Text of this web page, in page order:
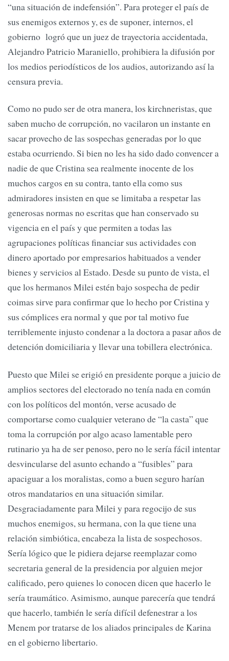
“una situación de indefensión”. Para proteger el país de
sus enemigos externos y, es de suponer, internos, el
gobierno logró que un juez de trayectoria accidentada,
Alejandro Patricio Maraniello, prohibiera la difusión por
los medios periodísticos de los audios, autorizando así la
censura previa.
Como no pudo ser de otra manera, los kirchneristas, que
saben mucho de corrupción, no vacilaron un instante en
sacar provecho de las sospechas generadas por lo que
estaba ocurriendo. Si bien no les ha sido dado convencer a
nadie de que Cristina sea realmente inocente de los
muchos cargos en su contra, tanto ella como sus
admiradores insisten en que se limitaba a respetar las
generosas normas no escritas que han conservado su
vigencia en el país y que permiten a todas las
agrupaciones políticas financiar sus actividades con
dinero aportado por empresarios habituados a vender
bienes y servicios al Estado. Desde su punto de vista, el
que los hermanos Milei estén bajo sospecha de pedir
coimas sirve para confirmar que lo hecho por Cristina y
sus cómplices era normal y que por tal motivo fue
terriblemente injusto condenar a la doctora a pasar años de
detención domiciliaria y llevar una tobillera electrónica.
Puesto que Milei se erigió en presidente porque a juicio de
amplios sectores del electorado no tenía nada en común
con los políticos del montón, verse acusado de
comportarse como cualquier veterano de “la casta” que
toma la corrupción por algo acaso lamentable pero
rutinario ya ha de ser penoso, pero no le sería fácil intentar
desvincularse del asunto echando a “fusibles” para
apaciguar a los moralistas, como a buen seguro harían
otros mandatarios en una situación similar.
Desgraciadamente para Milei y para regocijo de sus
muchos enemigos, su hermana, con la que tiene una
relación simbiótica, encabeza la lista de sospechosos.
Sería lógico que le pidiera dejarse reemplazar como
secretaria general de la presidencia por alguien mejor
calificado, pero quienes lo conocen dicen que hacerlo le
sería traumático. Asimismo, aunque parecería que tendrá
que hacerlo, también le sería difícil defenestrar a los
Menem por tratarse de los aliados principales de Karina
en el gobierno libertario.